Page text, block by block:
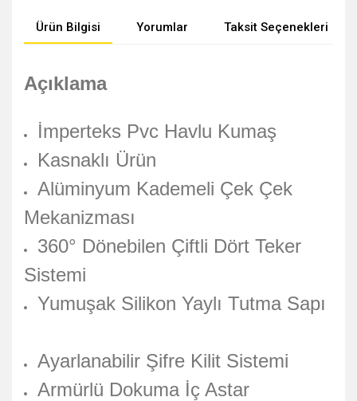
Ürün Bilgisi Yorumlar Taksit Seçenekleri
Açıklama
İmperteks Pvc Havlu Kumaş
Kasnaklı Ürün
Alüminyum Kademeli Çek Çek
Mekanizması
360° Dönebilen Çiftli Dört Teker
Sistemi
Yumuşak Silikon Yaylı Tutma Sapı
Ayarlanabilir Şifre Kilit Sistemi
Armürlü Dokuma İç Astar